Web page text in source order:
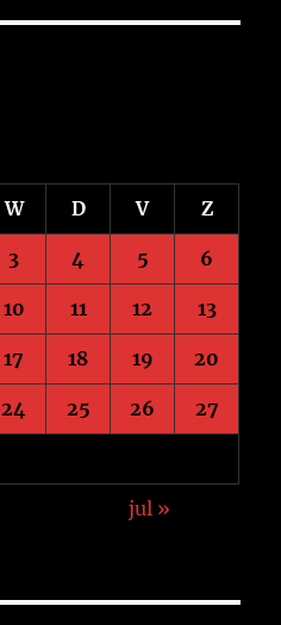
W D V Z
3 4 5 6
10 11 12 13
17 18 19 20
24 25 26 27
jul »